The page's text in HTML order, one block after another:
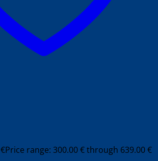
€Price range: 300.00 € through 639.00 €